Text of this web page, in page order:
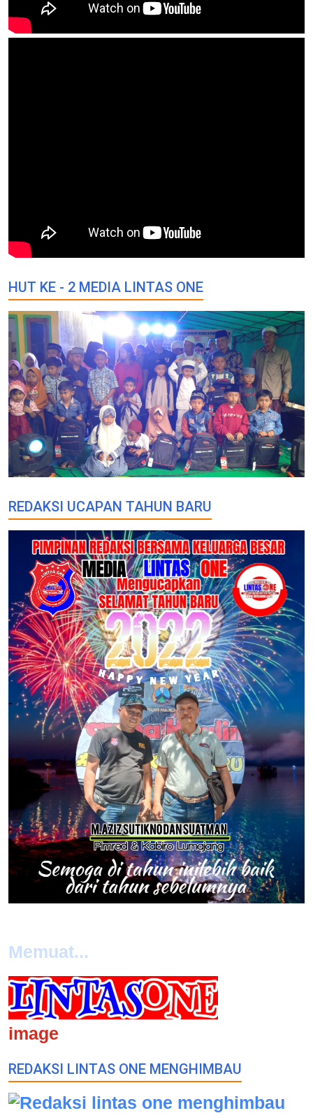
HUT KE - 2 MEDIA LINTAS ONE
REDAKSI UCAPAN TAHUN BARU
Memuat...
image
REDAKSI LINTAS ONE MENGHIMBAU